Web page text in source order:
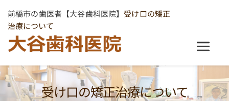
前橋市の歯医者【大谷歯科医院】 受け口の矯正
治療について
受け口の矯正治療について